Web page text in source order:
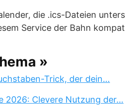
die .ics-Dateien
Service der Bahn
»
Trick, der dein…
2026: Clevere Nutzung der…